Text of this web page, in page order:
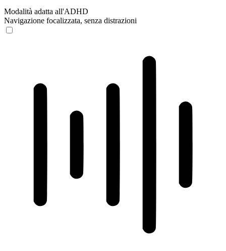
Modalità adatta all'ADHD
Navigazione focalizzata, senza distrazioni